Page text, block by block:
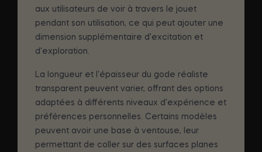
aux utilisateurs de voir à travers le jouet
pendant son utilisation, ce qui peut ajouter une
dimension supplémentaire d'excitation et
d'exploration.
La longueur et l'épaisseur du gode réaliste
transparent peuvent varier, offrant des options
adaptées à différents niveaux d'expérience et
préférences personnelles. Certains modèles
peuvent avoir une base à ventouse, leur
permettant de coller sur des surfaces planes